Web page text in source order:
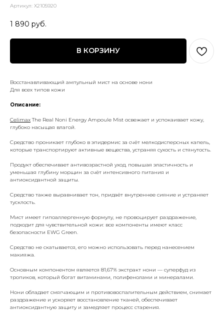
Артикул: X2105920
1 890 руб.
В КОРЗИНУ
Восстанавливающий ампульный мист на основе нони
Для всех типов кожи
Описание:
CelimaxThe Real Noni Energy Ampoule Mist освежает и успокаивает кожу,
глубоко насыщая влагой.
Средство проникает глубоко в эпидермис за счёт мелкодисперсных капель,
которые транспортируют активные вещества, устраняя сухость и стянутость.
Продукт обеспечивает антивозрастной уход, повышая эластичность и
уменьшая глубину морщин за счёт интенсивного питания и
антиоксидантной защиты.
Средство также выравнивает тон, придаёт внутреннее сияние и устраняет
тусклость.
Мист имеет гипоаллергенную формулу, не провоцирует раздражение,
подходит для чувствительной кожи: все компоненты имеют класс
безопасности EWG Green.
Средство не скатывается, его можно использовать перед нанесением
макияжа.
Основным компонентом является 81,67% экстракт нони — суперфуд из
тропиков, который богат витаминами, полифенолами и минералами.
Нони обладает смягчающим и противовоспалительным действием, снимает
раздражение и ускоряет восстановление тканей, обеспечивает
антиоксидантную защиту и замедляет процесс старения.